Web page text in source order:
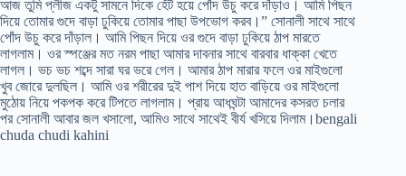
আজ তুমি প্লীজ একটু সামনে দিকে হেঁট হয়ে পোঁদ উচু করে দাঁড়াও। আমি পিছন
দিয়ে তোমার গুদে বাড়া ঢুকিয়ে তোমার পাছা উপভোগ করব।” সোনালী সাথে সাথে
পোঁদ উচু করে দাঁড়াল। আমি পিছন দিয়ে ওর গুদে বাড়া ঢুকিয়ে ঠাপ মারতে
লাগলাম। ওর স্পঞ্জের মত নরম পাছা আমার দাবনার সাথে বারবার ধাক্কা খেতে
লাগল। ভচ ভচ শব্দে সারা ঘর ভরে গেল। আমার ঠাপ মারার ফলে ওর মাইগুলো
খুব জোরে দুলছিল। আমি ওর শরীরের দুই পাশ দিয়ে হাত বাড়িয়ে ওর মাইগুলো
মুঠোয় নিয়ে পকপক করে টিপতে লাগলাম। প্রায় আধঘন্টা আমাদের কসরত চলার
পর সোনালী আবার জল খসালো, আমিও সাথে সাথেই বীর্য খসিয়ে দিলাম।bengali
chuda chudi kahini